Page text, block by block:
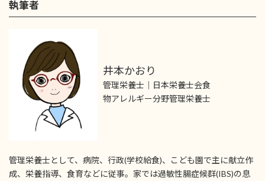
執筆者
井本かおり
管理栄養士｜日本栄養士会食
物アレルギー分野管理栄養士
管理栄養士として、病院、行政(学校給食)、こども園で主に献立作
成、栄養指導、食育などに従事。家では過敏性腸症候群(IBS)の息